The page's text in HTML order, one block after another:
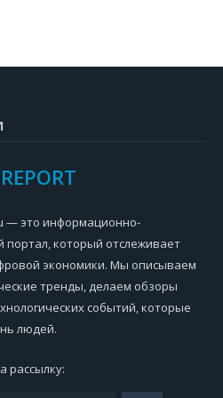
REPORT
— это информационно-
портал, который отслеживает
экономики. Мы описываем
тренды, делаем обзоры
событий, которые
людей.
рассылку: